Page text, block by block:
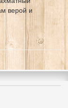
верой и